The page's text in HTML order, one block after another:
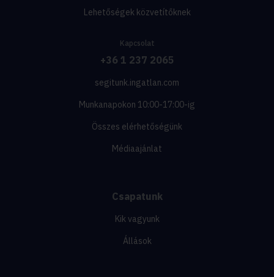
Lehetőségek közvetítőknek
Kapcsolat
+36 1 237 2065
segitunk.ingatlan.com
Munkanapokon 10:00-17:00-ig
Összes elérhetőségünk
Médiaajánlat
Csapatunk
Kik vagyunk
Állások